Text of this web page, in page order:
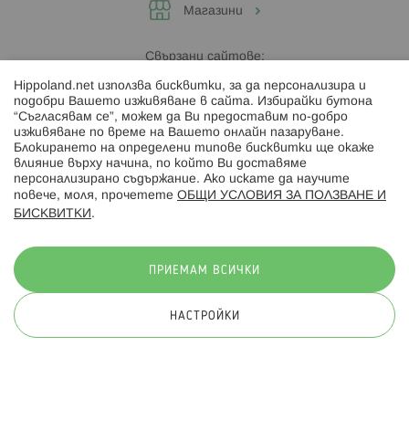
Магазини
Свързани сайтове:
Hippoland.ro
Последвайте ни:
© 2026 Hippoland.net. Всички права запазени
Hippoland.net използва бисквитки, за да персонализира и
подобри Вашето изживяване в сайта. Избирайки бутона
“Съгласявам се”, можем да Ви предоставим по-добро
изживяване по време на Вашето онлайн пазаруване.
Блокирането на определени типове бисквитки ще окаже
влияние върху начина, по който Ви доставяме
персонализирано съдържание. Ако искате да научите
повече, моля, прочетете ОБЩИ УСЛОВИЯ ЗА ПОЛЗВАНЕ И
БИСКВИТКИ .
ПРИЕМАМ ВСИЧКИ
НАСТРОЙКИ